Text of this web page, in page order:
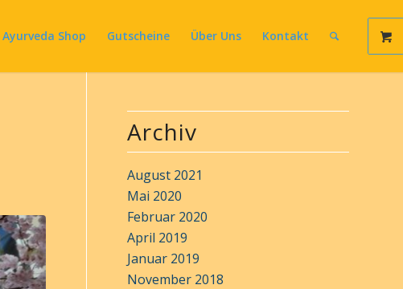
Ayurveda Shop Gutscheine Über Uns Kontakt
Archiv
August 2021
Mai 2020
Februar 2020
April 2019
Januar 2019
November 2018